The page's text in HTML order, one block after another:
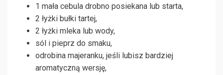
1 mała cebula drobno posiekana lub starta,
2 łyżki bułki tartej,
2 łyżki mleka lub wody,
sól i pieprz do smaku,
odrobina majeranku, jeśli lubisz bardziej
aromatyczną wersję,